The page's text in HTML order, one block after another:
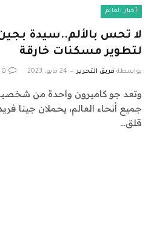
أخبار العالم
لا تحس بالألم..سيدة بجين
لتطوير مسكنات خارقة
بواسطة فريق التحرير 24 مايو، 2023 0
وتعد جو كاميرون واحدة من
جميع أنحاء العالم، يحملان جينا
قلق…